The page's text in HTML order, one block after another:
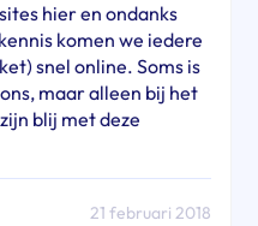
hier en ondanks
komen we iedere
snel online. Soms is
maar alleen bij het
blij met deze
21 februari 2018